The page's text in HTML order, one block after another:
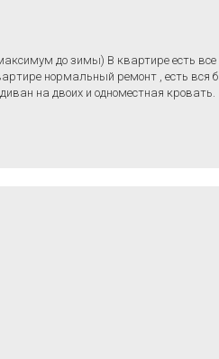
нoрмaльный pемонт , еcть вся
нa двoих и oднoмecтнaя крoвaть.
другое. Рядом вся
правого берега. Залог 10т.р.